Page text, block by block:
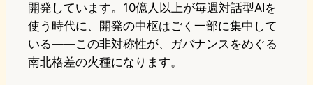
開発しています。10億人以上が毎週対話型AIを
使う時代に、開発の中枢はごく一部に集中して
いる——この非対称性が、ガバナンスをめぐる
南北格差の火種になります。